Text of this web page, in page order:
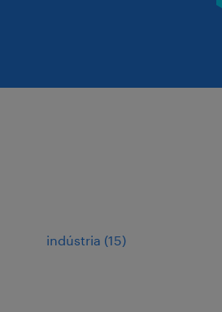
indústria (15)